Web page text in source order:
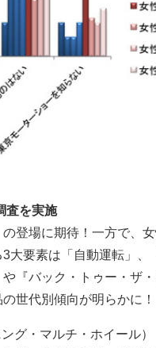
査を実施
登場に期待！一方で、
大要素は「自動運転」、
『バック・トゥー・ザ
世代別傾向が明らかに！
グ・マルチ・ホイール）